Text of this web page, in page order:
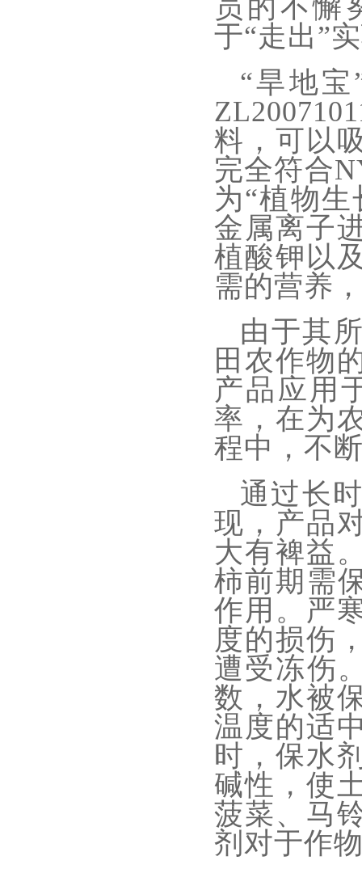
员的不懈
于“走出”
“旱地
料，可以
完全符合
为“植物
金属离子
植酸钾以
需的营养
由于其
田农作物
产品应用
率，在为
程中，不
通过长
现，产品
大有裨益
柿前期需
作用。严
度的损伤
遭受冻伤
数，水被
温度的适
时，保水
碱性，使
菠菜、马
剂对于作